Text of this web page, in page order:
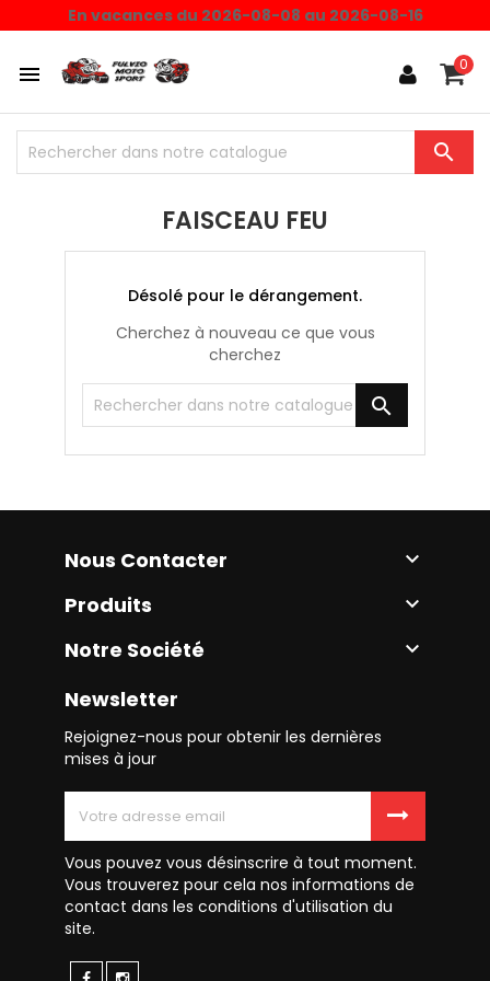
En vacances du 2026-08-08 au 2026-08-16
 0

FAISCEAU FEU
Désolé pour le dérangement.
Cherchez à nouveau ce que vous
cherchez

Nous Contacter 
Produits 
Notre Société 
Newsletter
Rejoignez-nous pour obtenir les dernières
mises à jour
Vous pouvez vous désinscrire à tout moment.
Vous trouverez pour cela nos informations de
contact dans les conditions d'utilisation du
site.